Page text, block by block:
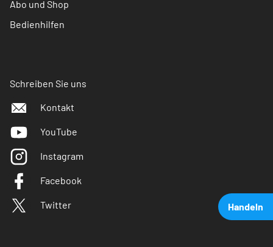
Handeln
Abo und Shop
Bedienhilfen
Schreiben Sie uns
Kontakt
YouTube
Instagram
Facebook
Twitter